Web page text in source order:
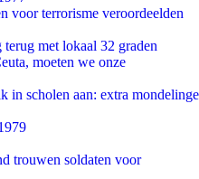
voor terrorisme veroordeelden
met lokaal 32 graden
moeten we onze
in scholen aan: extra mondelinge
trouwen soldaten voor